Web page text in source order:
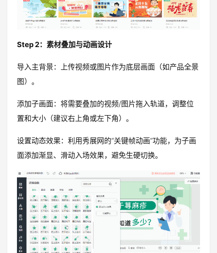
Step 2：素材叠加与动画设计
导入主背景：上传视频或图片作为底层画面（如产品全景
图）。
添加子画面：将需要叠加的视频/图片拖入轨道，调整位
置和大小（建议右上角或左下角）。
设置动态效果：利用秀展网的“关键帧动画”功能，为子画
面添加渐显、滑动入场效果，避免生硬切换。